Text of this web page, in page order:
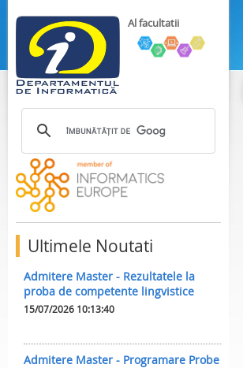
Al facultatii
Ultimele Noutati
Admitere Master - Rezultatele la
proba de competente lingvistice
15/07/2026 10:13:40
Admitere Master - Programare Probe